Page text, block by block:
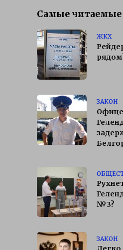
Самые читаемые
ЖКХ
ЗАКОН
№3?
ЗАКОН